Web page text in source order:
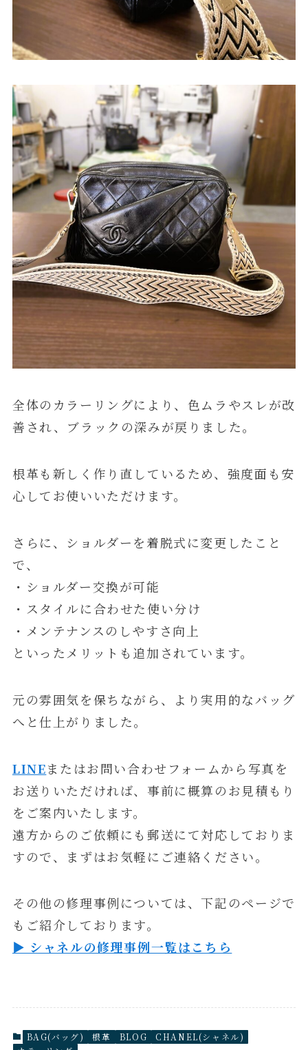
全体のカラーリングにより、色ムラやスレが改
善され、ブラックの深みが戻りました。
根革も新しく作り直しているため、強度面も安
心してお使いいただけます。
さらに、ショルダーを着脱式に変更したこと
で、
・ショルダー交換が可能
・スタイルに合わせた使い分け
・メンテナンスのしやすさ向上
といったメリットも追加されています。
元の雰囲気を保ちながら、より実用的なバッグ
へと仕上がりました。
LINEまたはお問い合わせフォームから写真を
お送りいただければ、事前に概算のお見積もり
をご案内いたします。
遠方からのご依頼にも郵送にて対応しておりま
すので、まずはお気軽にご連絡ください。
その他の修理事例については、下記のページで
もご紹介しております。
▶ シャネルの修理事例一覧はこちら
BAG(バッグ) 根革 BLOG
CHANEL(シャネル)